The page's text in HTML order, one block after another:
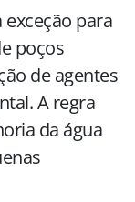
para
poços
de agentes
A regra
da água